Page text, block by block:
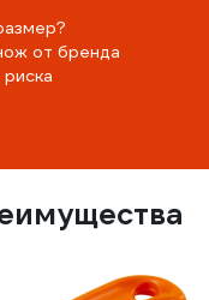
от бренда